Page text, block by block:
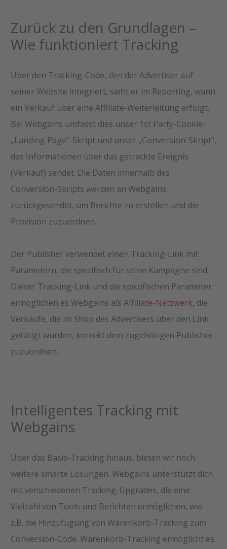
Zurück zu den Grundlagen –
Wie funktioniert Tracking
Über den Tracking-Code, den der Advertiser auf
seiner Website integriert, sieht er im Reporting, wann
ein Verkauf über eine Affiliate-Weiterleitung erfolgt.
Bei Webgains umfasst dies unser 1st Party-Cookie-
„Landing Page“-Skript und unser „Conversion-Skript“,
das Informationen über das getrackte Ereignis
(Verkauf) sendet. Die Daten innerhalb des
Conversion-Skripts werden an Webgains
zurückgesendet, um Berichte zu erstellen und die
Provision zuzuordnen.
Der Publisher verwendet einen Tracking-Link mit
Parametern, die spezifisch für seine Kampagne sind.
Dieser Tracking-Link und die spezifischen Parameter
ermöglichen es Webgains als Affiliate-Netzwerk, die
Verkäufe, die im Shop des Advertisers über den Link
getätigt wurden, korrekt dem zugehörigen Publisher
zuzuordnen.
Intelligentes Tracking mit
Webgains
Über das Basis-Tracking hinaus, bieten wir noch
weitere smarte Lösungen. Webgains unterstützt dich
mit verschiedenen Tracking-Upgrades, die eine
Vielzahl von Tools und Berichten ermöglichen, wie
z.B. die Hinzufügung von Warenkorb-Tracking zum
Conversion-Code. Warenkorb-Tracking ermöglicht es